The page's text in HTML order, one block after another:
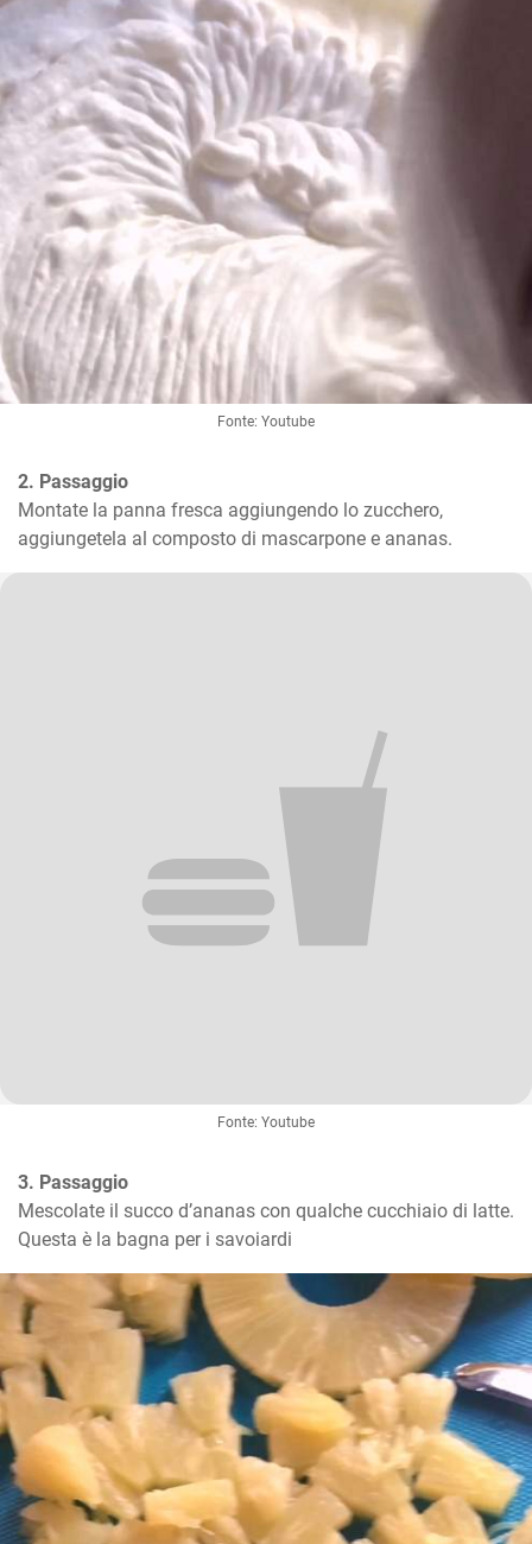
Fonte: Youtube
2. Passaggio
Montate la panna fresca aggiungendo lo zucchero,
aggiungetela al composto di mascarpone e ananas.
Fonte: Youtube
3. Passaggio
Mescolate il succo d’ananas con qualche cucchiaio di latte.
Questa è la bagna per i savoiardi